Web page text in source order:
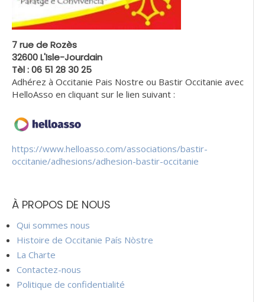
7 rue de Rozès
32600 L'Isle-Jourdain
Tèl : 06 51 28 30 25
Adhérez à Occitanie Pais Nostre ou Bastir Occitanie avec
HelloAsso en cliquant sur le lien suivant :
https://www.helloasso.com/associations/bastir-
occitanie/adhesions/adhesion-bastir-occitanie
À PROPOS DE NOUS
Qui sommes nous
Histoire de Occitanie País Nòstre
La Charte
Contactez-nous
Politique de confidentialité